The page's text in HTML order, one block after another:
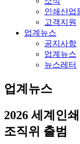
인쇄산업
고객지원
업계뉴스
공지사항
업계뉴스
뉴스레터
업계뉴스
2026 세계인
조직위 출범